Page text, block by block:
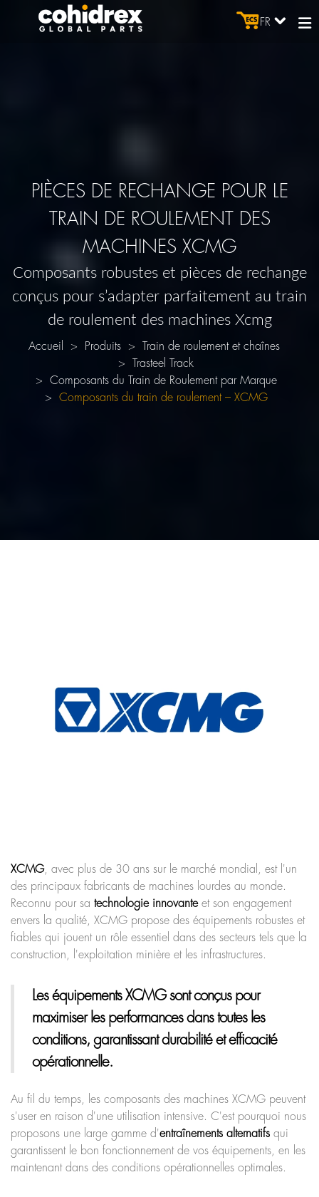
FR
PIÈCES DE RECHANGE POUR LE
TRAIN DE ROULEMENT DES
MACHINES XCMG
Composants robustes et pièces de rechange
conçus pour s’adapter parfaitement au train
de roulement des machines Xcmg
Accueil Produits
Train de roulement et chaînes
Trasteel Track
Composants du Train de Roulement par Marque
Composants du train de roulement – XCMG
XCMG, avec plus de 30 ans sur le marché mondial, est l'un
des principaux fabricants de machines lourdes au monde.
Reconnu pour sa technologie innovanteet son engagement
envers la qualité, XCMG propose des équipements robustes et
fiables qui jouent un rôle essentiel dans des secteurs tels que la
construction, l'exploitation minière et les infrastructures.
Les équipements XCMGsont conçus pour
maximiser les performances dans toutes les
conditions, garantissant durabilité et efficacité
opérationnelle.
Au fil du temps, les composants des machines XCMG peuvent
s'user en raison d'une utilisation intensive. C'est pourquoi nous
proposons une large gamme d'entraînements alternatifs qui
garantissent le bon fonctionnement de vos équipements, en les
maintenant dans des conditions opérationnelles optimales.